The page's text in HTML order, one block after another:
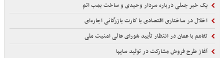
یک خبر جعلی درباره سردار وحیدی و ساخت بمب اتم
اخلال در ساختاری اقتصادی با کارت‌ بازرگانی اجاره‌ای
تفاهم با عمان در انتظار تأیید شورای عالی امنیت ملی
آغاز طرح فروش مشارکت در تولید سایپا